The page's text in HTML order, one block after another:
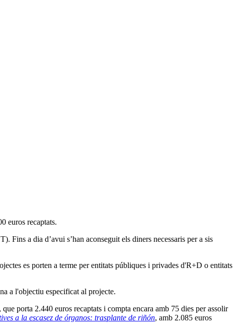
euros recaptats.
Fins a dia d’avui s’han aconseguit els diners necessaris per a sis
es porten a terme per entitats públiques i privades d'R+D o entitats
a l'objectiu especificat al projecte.
, que porta 2.440 euros recaptats i compta encara amb 75 dies per assolir
a la escasez de órganos: trasplante de riñón, amb 2.085 euros